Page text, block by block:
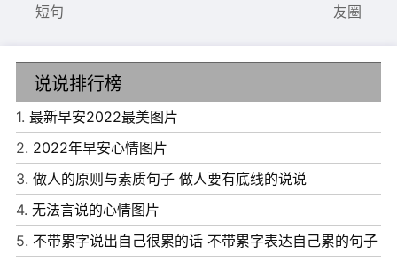
7、青丝蘸白雪，来路生云烟。
8、你没有如期归来，而这正是离别的意义。
9、山外青山楼外楼 , 江山不及你温柔 。
10、最美的不是下雨天，是曾经和你躲过的屋檐。
短句
友圈
说说排行榜
1. 最新早安2022最美图片
2. 2022年早安心情图片
3. 做人的原则与素质句子 做人要有底线的说说
4. 无法言说的心情图片
5. 不带累字说出自己很累的话 不带累字表达自己累的句子